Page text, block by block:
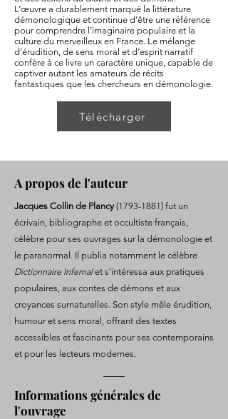
L’œuvre a durablement marqué la littérature
démonologique et continue d’être une référence
pour comprendre l’imaginaire populaire et la
culture du merveilleux en France. Le mélange
d’érudition, de sens moral et d’esprit narratif
confère à ce livre un caractère unique, capable de
captiver autant les amateurs de récits
fantastiques que les chercheurs en démonologie.
Télécharger
A propos de l'auteur
Jacques Collin de Plancy (1793-1881) fut un
écrivain, bibliographe et occultiste français,
célèbre pour ses ouvrages sur la démonologie et
le paranormal. Il publia notamment le célèbre
Dictionnaire Infernalet s’intéressa aux pratiques
populaires, aux contes de démons et aux
croyances surnaturelles. Son style mêle érudition,
humour et sens moral, offrant des textes
accessibles et fascinants pour ses contemporains
et pour les lecteurs modernes.
Informations générales de
l'ouvrage